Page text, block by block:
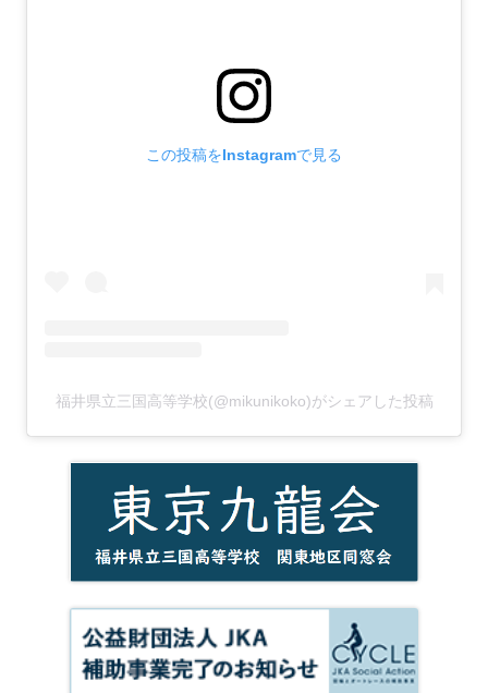
この投稿をInstagramで見る
福井県立三国高等学校(@mikunikoko)がシェアした投稿